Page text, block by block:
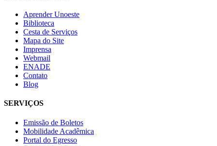
Aprender Unoeste
Biblioteca
Cesta de Serviços
Mapa do Site
Imprensa
Webmail
ENADE
Contato
Blog
SERVIÇOS
Emissão de Boletos
Mobilidade Acadêmica
Portal do Egresso